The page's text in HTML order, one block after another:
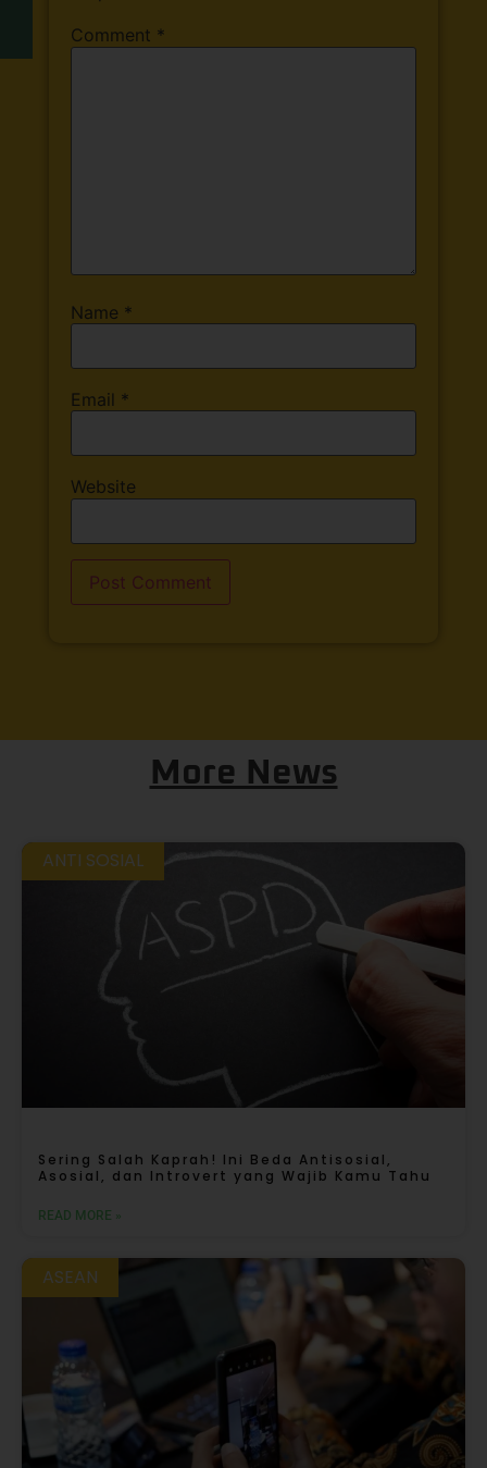
Comment *
Name *
Email *
Website
More News
ANTI SOSIAL
Sering Salah Kaprah! Ini Beda Antisosial,
Asosial, dan Introvert yang Wajib Kamu Tahu
READ MORE »
ASEAN